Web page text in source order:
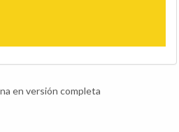
en versión completa